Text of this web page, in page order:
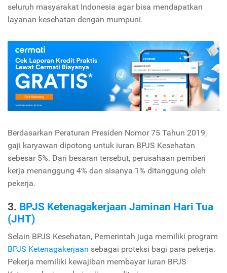
seluruh masyarakat Indonesia agar bisa mendapatkan
layanan kesehatan dengan mumpuni.
Berdasarkan Peraturan Presiden Nomor 75 Tahun 2019,
gaji karyawan dipotong untuk iuran BPJS Kesehatan
sebesar 5%. Dari besaran tersebut, perusahaan pemberi
kerja menanggung 4% dan sisanya 1% ditanggung oleh
pekerja.
3. BPJS Ketenagakerjaan Jaminan Hari Tua
(JHT)
Selain BPJS Kesehatan, Pemerintah juga memiliki program
BPJS Ketenagakerjaan sebagai proteksi bagi para pekerja.
Pekerja memiliki kewajiban membayar iuran BPJS